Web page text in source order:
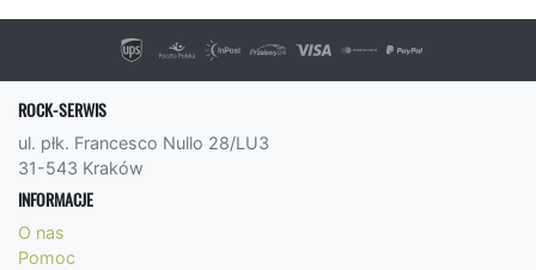
ROCK-SERWIS
ul. płk. Francesco Nullo 28/LU3
31-543 Kraków
INFORMACJE
O nas
Pomoc